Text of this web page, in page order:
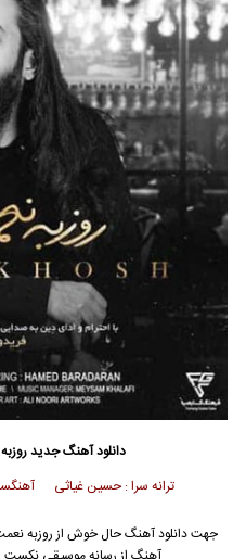
دانلود آهنگ جدید
ترانه سرا : حسین غیاثی
جهت دانلود آهنگ حال خوش از روزبه